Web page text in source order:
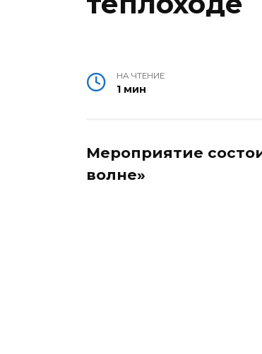
НА ЧТЕНИЕ
1 мин
Мероприятие
волне»